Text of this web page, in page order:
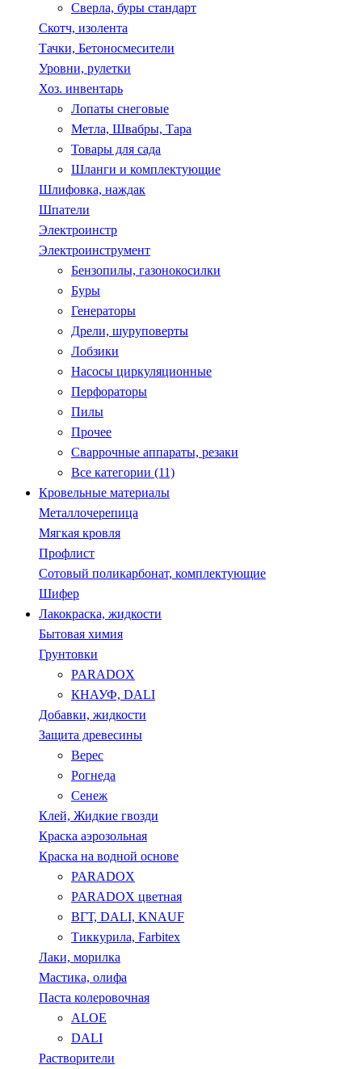
Сверла, буры стандарт
Скотч, изолента
Тачки, Бетоносмесители
Уровни, рулетки
Хоз. инвентарь
Лопаты снеговые
Метла, Швабры, Тара
Товары для сада
Шланги и комплектующие
Шлифовка, наждак
Шпатели
Электроинстр
Электроинструмент
Бензопилы, газонокосилки
Буры
Генераторы
Дрели, шуруповерты
Лобзики
Насосы циркуляционные
Перфораторы
Пилы
Прочее
Сваррочные аппараты, резаки
Все категории (11)
Кровельные материалы
Металлочерепица
Мягкая кровля
Профлист
Сотовый поликарбонат, комплектующие
Шифер
Лакокраска, жидкости
Бытовая химия
Грунтовки
PARADOX
КНАУФ, DALI
Добавки, жидкости
Защита древесины
Верес
Рогнеда
Сенеж
Клей, Жидкие гвозди
Краска аэрозольная
Краска на водной основе
PARADOX
PARADOX цветная
ВГТ, DALI, KNAUF
Тиккурила, Farbitex
Лаки, морилка
Мастика, олифа
Паста колеровочная
ALOE
DALI
Растворители